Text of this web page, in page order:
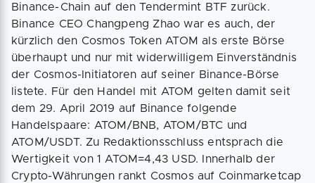
Binance-Chain auf den Tendermint BTF zurück.
Binance CEO Changpeng Zhao war es auch, der
kürzlich den Cosmos Token ATOM als erste Börse
überhaupt und nur mit widerwilligem Einverständnis
der Cosmos-Initiatoren auf seiner Binance-Börse
listete. Für den Handel mit ATOM gelten damit seit
dem 29. April 2019 auf Binance folgende
Handelspaare: ATOM/BNB, ATOM/BTC und
ATOM/USDT. Zu Redaktionsschluss entsprach die
Wertigkeit von 1 ATOM=4,43 USD. Innerhalb der
Crypto-Währungen rankt Cosmos auf Coinmarketcap